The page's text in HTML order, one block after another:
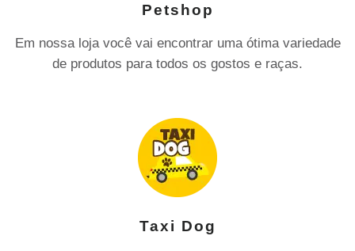
Petshop
Em nossa loja você vai encontrar uma ótima variedade
de produtos para todos os gostos e raças.
Taxi Dog